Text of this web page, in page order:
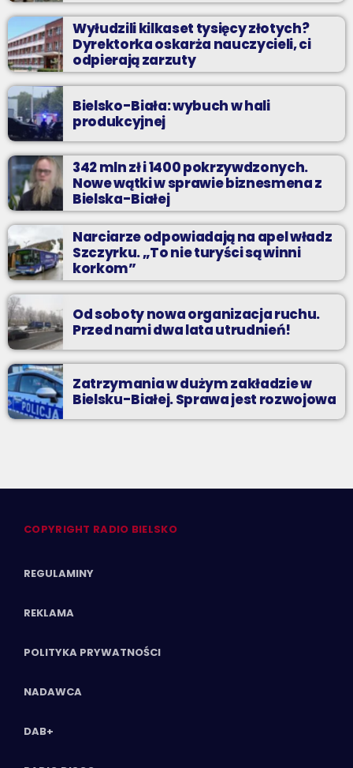
Wyłudzili kilkaset tysięcy złotych?
Dyrektorka oskarża nauczycieli, ci
odpierają zarzuty
Bielsko-Biała: wybuch w hali
produkcyjnej
342 mln zł i 1400 pokrzywdzonych.
Nowe wątki w sprawie biznesmena z
Bielska-Białej
Narciarze odpowiadają na apel władz
Szczyrku. „To nie turyści są winni
korkom”
Od soboty nowa organizacja ruchu.
Przed nami dwa lata utrudnień!
Zatrzymania w dużym zakładzie w
Bielsku-Białej. Sprawa jest rozwojowa
COPYRIGHT RADIO BIELSKO
REGULAMINY
REKLAMA
POLITYKA PRYWATNOŚCI
NADAWCA
DAB+